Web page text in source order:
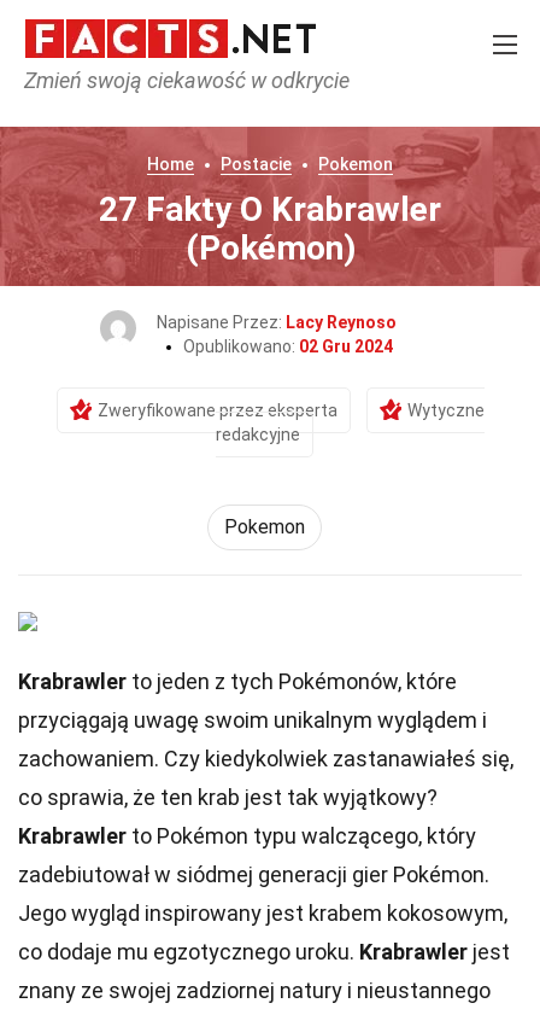
Zmień swoją ciekawość w odkrycie
Home Postacie Pokemon
27 Fakty O Krabrawler
(Pokémon)
Napisane Przez: Lacy Reynoso
Opublikowano: 02 Gru 2024
Zweryfikowane przez eksperta
Wytyczne
redakcyjne
Pokemon
Krabrawler to jeden z tych Pokémonów, które
przyciągają uwagę swoim unikalnym wyglądem i
zachowaniem. Czy kiedykolwiek zastanawiałeś się,
co sprawia, że ten krab jest tak wyjątkowy?
Krabrawler to Pokémon typu walczącego, który
zadebiutował w siódmej generacji gier Pokémon.
Jego wygląd inspirowany jest krabem kokosowym,
co dodaje mu egzotycznego uroku. Krabrawler jest
znany ze swojej zadziornej natury i nieustannego